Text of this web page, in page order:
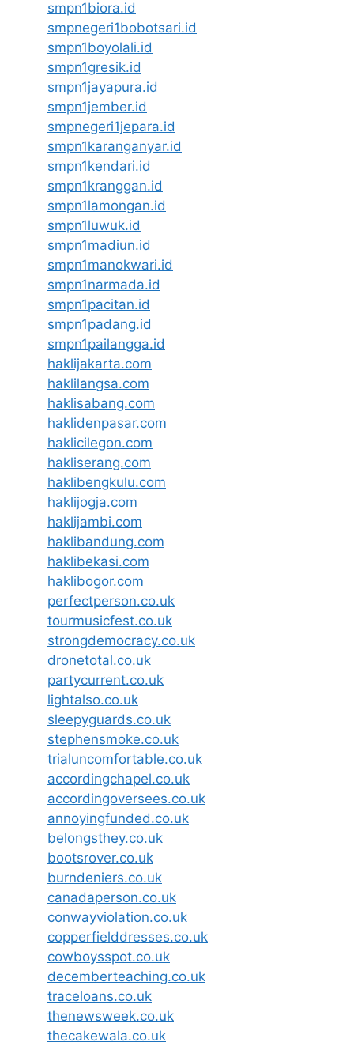
smpn1biora.id
smpnegeri1bobotsari.id
smpn1boyolali.id
smpn1gresik.id
smpn1jayapura.id
smpn1jember.id
smpnegeri1jepara.id
smpn1karanganyar.id
smpn1kendari.id
smpn1kranggan.id
smpn1lamongan.id
smpn1luwuk.id
smpn1madiun.id
smpn1manokwari.id
smpn1narmada.id
smpn1pacitan.id
smpn1padang.id
smpn1pailangga.id
haklijakarta.com
haklilangsa.com
haklisabang.com
haklidenpasar.com
haklicilegon.com
hakliserang.com
haklibengkulu.com
haklijogja.com
haklijambi.com
haklibandung.com
haklibekasi.com
haklibogor.com
perfectperson.co.uk
tourmusicfest.co.uk
strongdemocracy.co.uk
dronetotal.co.uk
partycurrent.co.uk
lightalso.co.uk
sleepyguards.co.uk
stephensmoke.co.uk
trialuncomfortable.co.uk
accordingchapel.co.uk
accordingoversees.co.uk
annoyingfunded.co.uk
belongsthey.co.uk
bootsrover.co.uk
burndeniers.co.uk
canadaperson.co.uk
conwayviolation.co.uk
copperfielddresses.co.uk
cowboysspot.co.uk
decemberteaching.co.uk
traceloans.co.uk
thenewsweek.co.uk
thecakewala.co.uk